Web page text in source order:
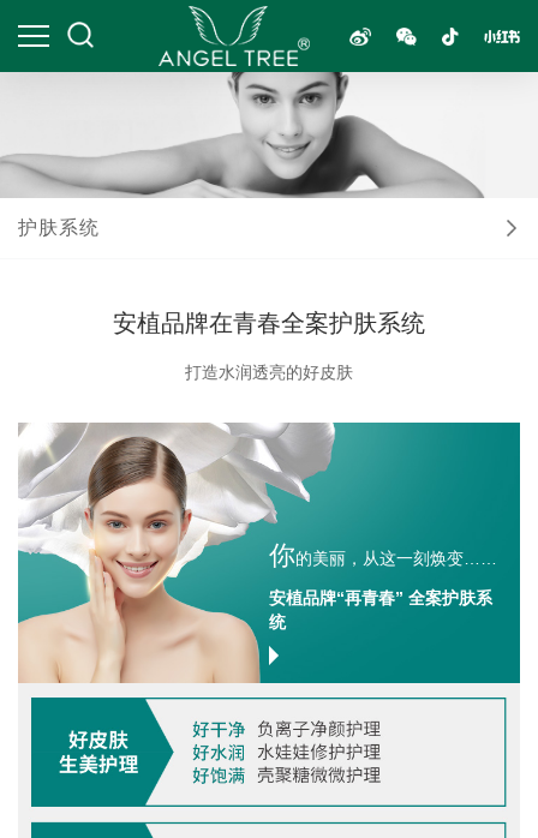
护肤系统
安植品牌在青春全案护肤系统
打造水润透亮的好皮肤
你的美丽，从这一刻焕变……
安植品牌“再青春” 全案护肤系
统